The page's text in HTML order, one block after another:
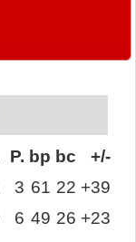
P. bp bc
+/-
3 61 22 +39
6 49 26 +23